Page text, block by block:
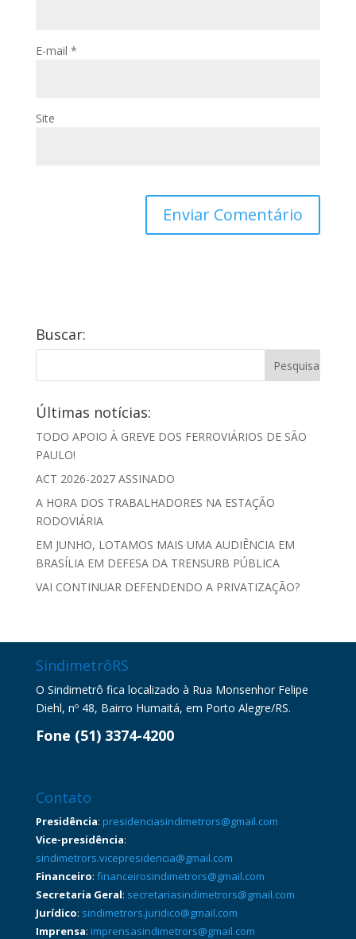
E-mail *
Site
Buscar:
Últimas notícias:
TODO APOIO À GREVE DOS FERROVIÁRIOS DE SÃO
PAULO!
ACT 2026-2027 ASSINADO
A HORA DOS TRABALHADORES NA ESTAÇÃO
RODOVIÁRIA
EM JUNHO, LOTAMOS MAIS UMA AUDIÊNCIA EM
BRASÍLIA EM DEFESA DA TRENSURB PÚBLICA
VAI CONTINUAR DEFENDENDO A PRIVATIZAÇÃO?
SindimetrôRS
O Sindimetrô fica localizado à Rua Monsenhor Felipe
Diehl, nº 48, Bairro Humaitá, em Porto Alegre/RS.
Fone (51) 3374-4200
Contato
Presidência: presidenciasindimetrors@gmail.com
Vice-presidência:
sindimetrors.vicepresidencia@gmail.com
Financeiro: financeirosindimetrors@gmail.com
Secretaria Geral: secretariasindimetrors@gmail.com
Jurídico: sindimetrors.juridico@gmail.com
Imprensa: imprensasindimetrors@gmail.com